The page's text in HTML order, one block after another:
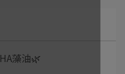
藻油🌿